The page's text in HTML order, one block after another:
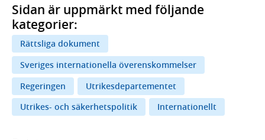
Sidan är uppmärkt med följande
kategorier:
Rättsliga dokument
Sveriges internationella överenskommelser
Regeringen
Utrikesdepartementet
Utrikes- och säkerhetspolitik
Internationellt